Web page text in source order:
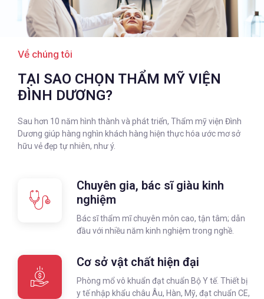
Về chúng tôi
TẠI SAO CHỌN THẨM MỸ VIỆN
ĐÌNH DƯƠNG?
Sau hơn 10 năm hình thành và phát triển, Thẩm mỹ viện Đình
Dương giúp hàng nghìn khách hàng hiện thực hóa ước mơ sở
hữu vẻ đẹp tự nhiên, như ý.
Chuyên gia, bác sĩ giàu kinh
nghiệm
Bác sĩ thẩm mĩ chuyên môn cao, tận tâm; dẫn
đầu với nhiều năm kinh nghiệm trong nghề.
Cơ sở vật chất hiện đại
Phòng mổ vô khuẩn đạt chuẩn Bộ Y tế. Thiết bị
y tế nhập khẩu châu Âu, Hàn, Mỹ, đạt chuẩn CE,